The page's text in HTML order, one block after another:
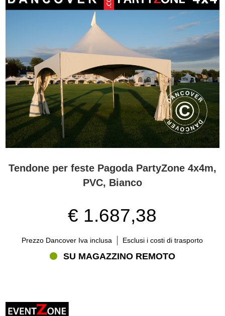
Tendone per feste Pagoda PartyZone 4x4m,
PVC, Bianco
€ 1.687,38
Prezzo Dancover Iva inclusa Esclusi i costi di trasporto
SU MAGAZZINO REMOTO